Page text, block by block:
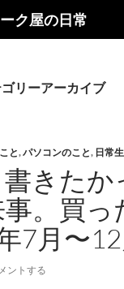
ク屋の日常
ゴリーアーカイブ
と,パソコンのこと, 日常
書きたか
。買っ
7月〜
ントする